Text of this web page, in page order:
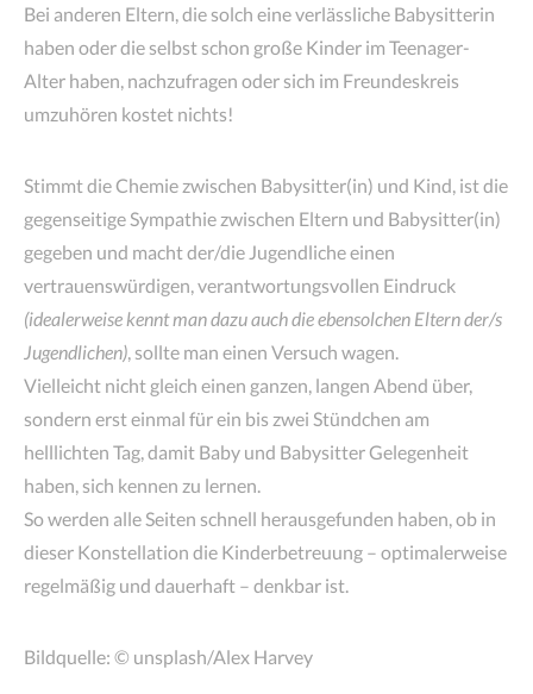
Bei anderen Eltern, die solch eine verlässliche Babysitterin
haben oder die selbst schon große Kinder im Teenager-
Alter haben, nachzufragen oder sich im Freundeskreis
umzuhören kostet nichts!
Stimmt die Chemie zwischen Babysitter(in) und Kind, ist die
gegenseitige Sympathie zwischen Eltern und Babysitter(in)
gegeben und macht der/die Jugendliche einen
vertrauenswürdigen, verantwortungsvollen Eindruck
(idealerweise kennt man dazu auch die ebensolchen Eltern der/s
Jugendlichen), sollte man einen Versuch wagen.
Vielleicht nicht gleich einen ganzen, langen Abend über,
sondern erst einmal für ein bis zwei Stündchen am
helllichten Tag, damit Baby und Babysitter Gelegenheit
haben, sich kennen zu lernen.
So werden alle Seiten schnell herausgefunden haben, ob in
dieser Konstellation die Kinderbetreuung – optimalerweise
regelmäßig und dauerhaft – denkbar ist.
Bildquelle: © unsplash/Alex Harvey